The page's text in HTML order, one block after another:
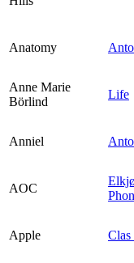
Anatomy
Anne Marie
Börlind
Life
Anniel
AOC
Apple Clas